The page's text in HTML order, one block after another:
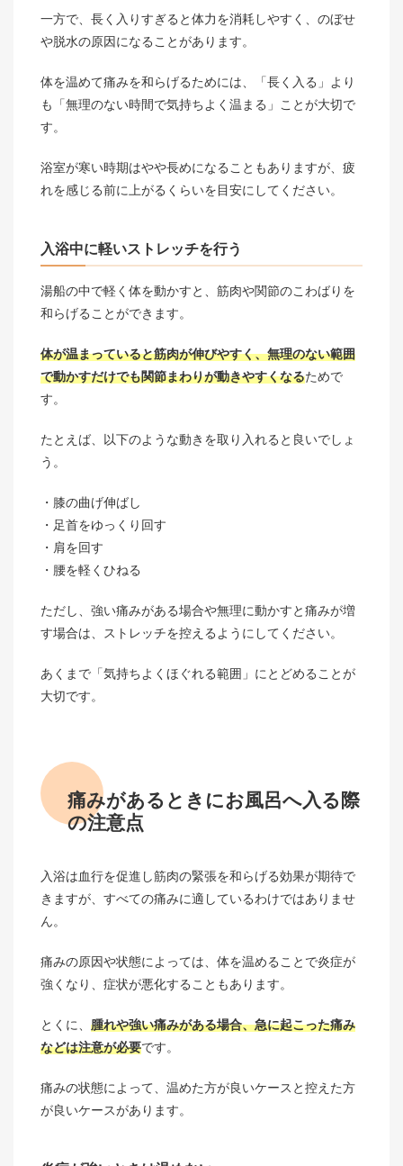
一方で、長く入りすぎると体力を消耗しやすく、のぼせ
や脱水の原因になることがあります。
体を温めて痛みを和らげるためには、「長く入る」より
も「無理のない時間で気持ちよく温まる」ことが大切で
す。
浴室が寒い時期はやや長めになることもありますが、疲
れを感じる前に上がるくらいを目安にしてください。
入浴中に軽いストレッチを行う
湯船の中で軽く体を動かすと、筋肉や関節のこわばりを
和らげることができます。
体が温まっていると筋肉が伸びやすく、無理のない範囲
で動かすだけでも関節まわりが動きやすくなるためで
す。
たとえば、以下のような動きを取り入れると良いでしょ
う。
膝の曲げ伸ばし
足首をゆっくり回す
肩を回す
腰を軽くひねる
ただし、強い痛みがある場合や無理に動かすと痛みが増
す場合は、ストレッチを控えるようにしてください。
あくまで「気持ちよくほぐれる範囲」にとどめることが
大切です。
痛みがあるときにお風呂へ入る際
の注意点
入浴は血行を促進し筋肉の緊張を和らげる効果が期待で
きますが、すべての痛みに適しているわけではありませ
ん。
痛みの原因や状態によっては、体を温めることで炎症が
強くなり、症状が悪化することもあります。
とくに、 腫れや強い痛みがある場合、急に起こった痛み
などは注意が必要です。
痛みの状態によって、温めた方が良いケースと控えた方
が良いケースがあります。